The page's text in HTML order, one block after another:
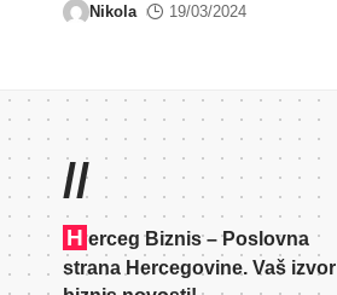
Nikola 19/03/2024
//
H erceg Biznis – Poslovna
strana Hercegovine. Vaš izvor